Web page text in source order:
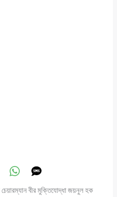
চেয়ারম্যান বীর মুক্তিযোদ্ধা জয়নুল হক